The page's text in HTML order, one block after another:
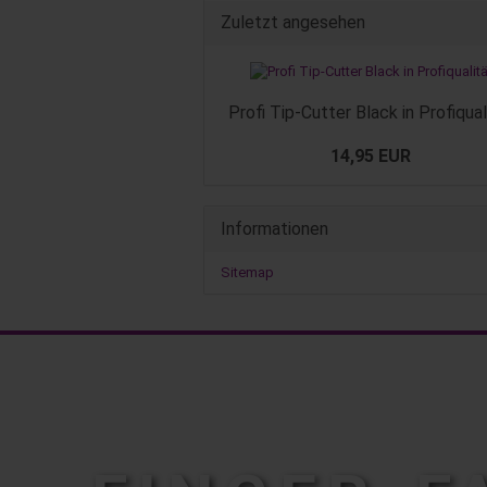
Zuletzt angesehen
Profi Tip-Cutter Black in
14,95 EUR
Informationen
Sitemap